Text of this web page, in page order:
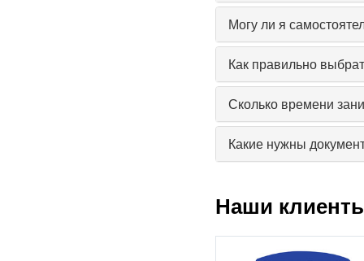
Могу ли я
Как правильно
Сколько времени
Какие нужны
Наши